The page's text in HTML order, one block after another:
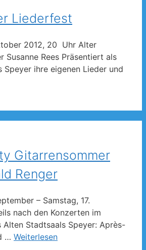
Liederfest
2012, 20 Uhr Alter
Susanne Rees Präsentiert als
Speyer ihre eigenen Lieder und
Gitarrensommer
Renger
– Samstag, 17.
nach den Konzerten im
Alten Stadtsaals Speyer: Après-
… Weiterlesen